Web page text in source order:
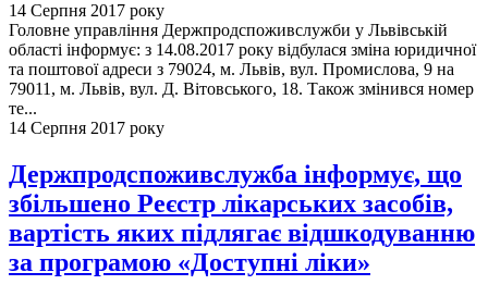
14 Серпня 2017 року
Головне управління Держпродспоживслужби у Львівській
області інформує: з 14.08.2017 року відбулася зміна юридичної
та поштової адреси з 79024, м. Львів, вул. Промислова, 9 на
79011, м. Львів, вул. Д. Вітовського, 18. Також змінився номер
те...
14 Серпня 2017 року
Держпродспоживслужба інформує, що
збільшено Реєстр лікарських засобів,
вартість яких підлягає відшкодуванню
за програмою «Доступні ліки»